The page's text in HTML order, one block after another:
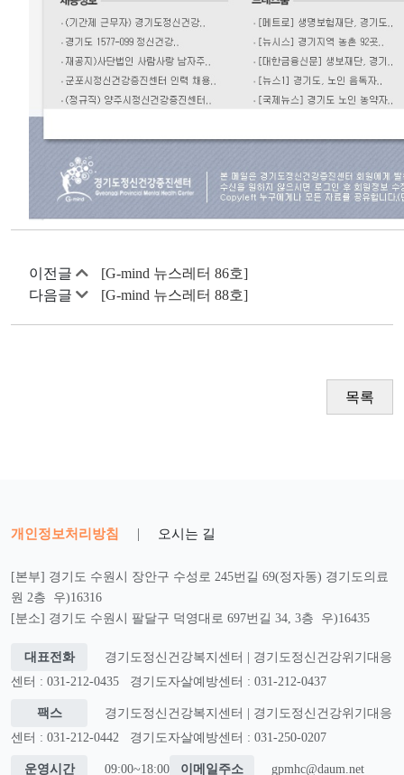
이전글
[G-mind 뉴스레터 86호]
다음글
[G-mind 뉴스레터 88호]
목록
개인정보처리방침 | 오시는 길
[본부] 경기도 수원시 장안구 수성로 245번길 69(정자동) 경기도의료
원 2층 우)16316
[분소] 경기도 수원시 팔달구 덕영대로 697번길 34, 3층 우)16435
대표전화
경기도정신건강복지센터 | 경기도정신건강위기대응
센터 : 031-212-0435
경기도자살예방센터 : 031-212-0437
팩스
경기도정신건강복지센터 | 경기도정신건강위기대응
센터 : 031-212-0442
경기도자살예방센터 : 031-250-0207
운영시간 09:00~18:00 이메일주소 gpmhc@daum.net